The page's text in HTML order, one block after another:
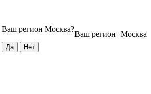
Москва
Ваш регион
Ваш регион Москва?